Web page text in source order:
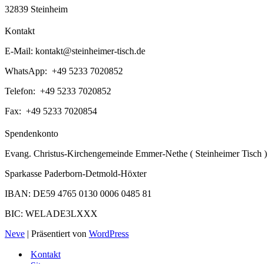
32839 Steinheim
Kontakt
E-Mail: kontakt@steinheimer-tisch.de
WhatsApp: +49 5233 7020852
Telefon: +49 5233 7020852
Fax: +49 5233 7020854
Spendenkonto
Evang. Christus-Kirchengemeinde Emmer-Nethe ( Steinheimer Tisch )
Sparkasse Paderborn-Detmold-Höxter
IBAN: DE59 4765 0130 0006 0485 81
BIC: WELADE3LXXX
Neve | Präsentiert von WordPress
Kontakt